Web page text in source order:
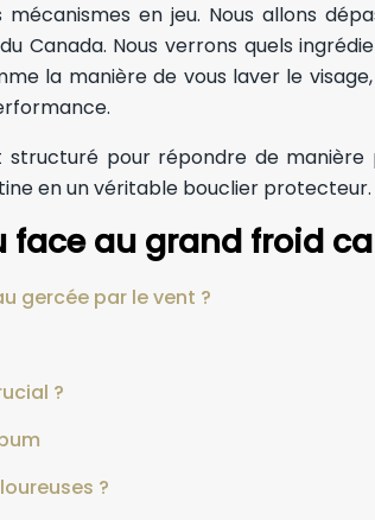
en jeu. Nous allons
Nous verrons quels
la manière de vous laver le
pour répondre de manière
en un véritable bouclier protecteur.
face au grand froid
gercée par le vent ?
?
?